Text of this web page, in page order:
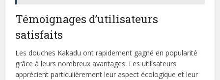
Témoignages d’utilisateurs
satisfaits
Les douches Kakadu ont rapidement gagné en popularité
grâce à leurs nombreux avantages. Les utilisateurs
apprécient particulièrement leur aspect écologique et leur